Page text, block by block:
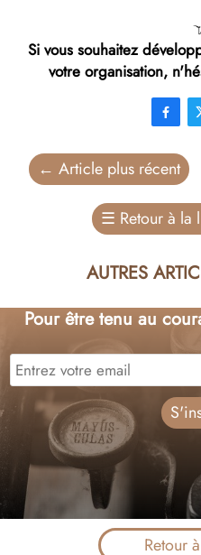
Si vous souhaitez
votre organisation,

← Article plus récent
☰ Retour à la
AUTRES
Pour être tenu au
Retour